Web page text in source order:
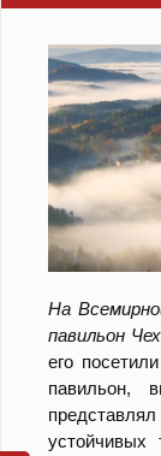
На
павильон
его
павильон,